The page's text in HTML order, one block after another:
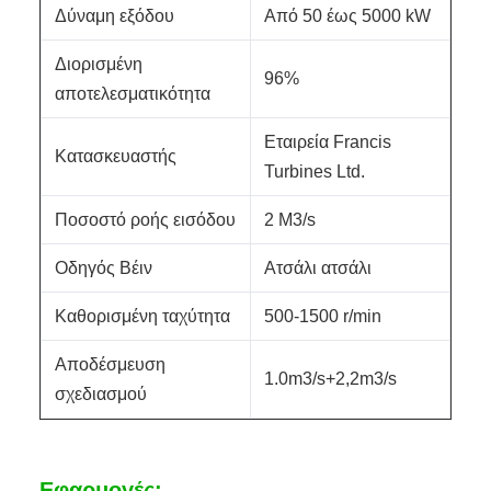
Δύναμη εξόδου Από 50 έως 5000 kW
Διορισμένη
αποτελεσματικότητα
96%
Κατασκευαστής
Εταιρεία Francis
Turbines Ltd.
Ποσοστό ροής εισόδου 2 M3/s
Οδηγός Βέιν Ατσάλι ατσάλι
Καθορισμένη ταχύτητα 500-1500 r/min
Αποδέσμευση
σχεδιασμού
1.0m3/s+2,2m3/s